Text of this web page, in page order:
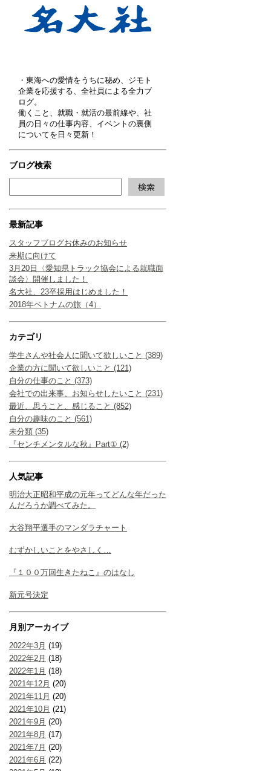
・東海への愛情をうちに秘め、ジモト
企業を応援する、全社員による全力ブ
ログ。
働くこと、就職・就活の最前線や、社
員の日々の仕事内容、イベントの裏側
についてを日々更新！
ブログ検索
最新記事
スタッフブログお休みのお知らせ
来期に向けて
3月20日〈愛知県トラック協会による就職面
談会〉開催しました！
名大社、23卒採用はじめました！
2018年ベトナムの旅（4）
カテゴリ
学生さんや社会人に聞いて欲しいこと (389)
企業の方に聞いて欲しいこと (121)
自分の仕事のこと (373)
会社での出来事、お知らせしたいこと (231)
最近、思うこと、感じること (852)
自分の趣味のこと (561)
未分類 (35)
『センチメンタルな秋』Part① (2)
人気記事
明治大正昭和平成の元年ってどんな年だった
んだろうか調べてみた。
大谷翔平選手のマンダラチャート
むずかしいことをやさしく…
『１００万回生きたねこ』のはなし
新元号決定
月別アーカイブ
2022年3月 (19)
2022年2月 (18)
2022年1月 (18)
2021年12月 (20)
2021年11月 (20)
2021年10月 (21)
2021年9月 (20)
2021年8月 (17)
2021年7月 (20)
2021年6月 (22)